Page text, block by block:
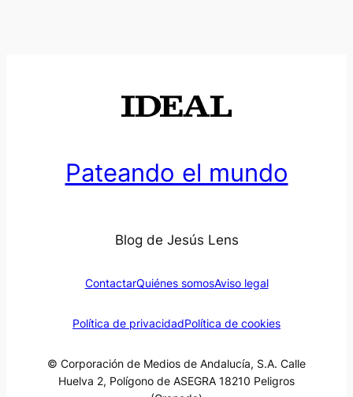
Pateando el mundo
Blog de Jesús Lens
ContactarQuiénes somosAviso legal
Política de privacidadPolítica de cookies
© Corporación de Medios de Andalucía, S.A. Calle
Huelva 2, Polígono de ASEGRA 18210 Peligros